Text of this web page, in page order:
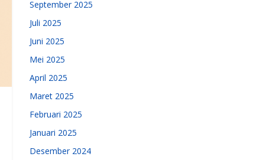
September 2025
Juli 2025
Juni 2025
Mei 2025
April 2025
Maret 2025
Februari 2025
Januari 2025
Desember 2024